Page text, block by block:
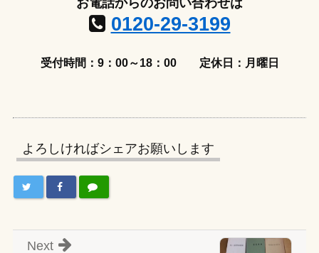
お電話からのお問い合わせは
0120-29-3199
受付時間：9：00～18：00 定休日：月曜日
よろしければシェアお願いします
Next